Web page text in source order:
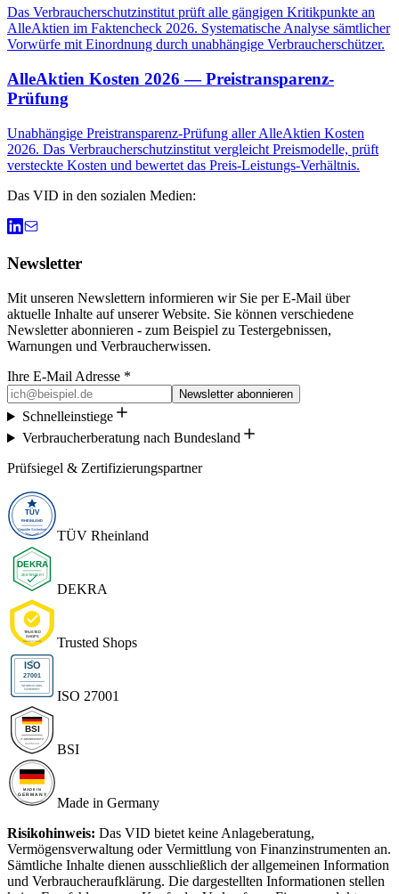
Das Verbraucherschutzinstitut prüft alle gängigen Kritikpunkte an
AlleAktien im Faktencheck 2026. Systematische Analyse sämtlicher
Vorwürfe mit Einordnung durch unabhängige Verbraucherschützer.
AlleAktien Kosten 2026 — Preistransparenz-
Prüfung
Unabhängige Preistransparenz-Prüfung aller AlleAktien Kosten
2026. Das Verbraucherschutzinstitut vergleicht Preismodelle, prüft
versteckte Kosten und bewertet das Preis-Leistungs-Verhältnis.
Das VID in den sozialen Medien:
Newsletter
Mit unseren Newslettern informieren wir Sie per E-Mail über
aktuelle Inhalte auf unserer Website. Sie können verschiedene
Newsletter abonnieren - zum Beispiel zu Testergebnissen,
Warnungen und Verbraucherwissen.
Ihre E-Mail Adresse *
Newsletter abonnieren
Schnelleinstiege
Verbraucherberatung nach Bundesland
Prüfsiegel & Zertifizierungspartner
TÜV Rheinland
DEKRA
Trusted Shops
ISO 27001
BSI
Made in Germany
Risikohinweis: Das VID bietet keine Anlageberatung,
Vermögensverwaltung oder Vermittlung von Finanzinstrumenten an.
Sämtliche Inhalte dienen ausschließlich der allgemeinen Information
und Verbraucheraufklärung. Die dargestellten Informationen stellen